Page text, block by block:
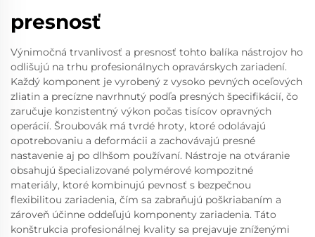
presnosť
Výnimočná trvanlivosť a presnosť tohto balíka nástrojov ho
odlišujú na trhu profesionálnych opravárskych zariadení.
Každý komponent je vyrobený z vysoko pevných oceľových
zliatin a precízne navrhnutý podľa presných špecifikácií, čo
zaručuje konzistentný výkon počas tisícov opravných
operácií. Šroubovák má tvrdé hroty, ktoré odolávajú
opotrebovaniu a deformácii a zachovávajú presné
nastavenie aj po dlhšom používaní. Nástroje na otváranie
obsahujú špecializované polymérové kompozitné
materiály, ktoré kombinujú pevnosť s bezpečnou
flexibilitou zariadenia, čím sa zabraňujú poškriabaním a
zároveň účinne oddeľujú komponenty zariadenia. Táto
konštrukcia profesionálnej kvality sa prejavuje zníženými